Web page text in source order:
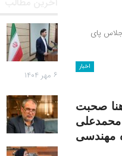
پای
اخبار
صحبت
اجلاس پای صحبت یکی از صاحب‌نظران این حوزه٬ دکتر محمدعلی
مهندسی
۶ مهر ۱۴۰۴